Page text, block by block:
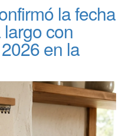
la fecha
con
en la